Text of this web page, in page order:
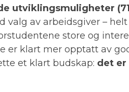
utviklingsmuligheter
valg av arbeidsgiver –
store og
er klart mer opptatt av
et klart budskap: det er